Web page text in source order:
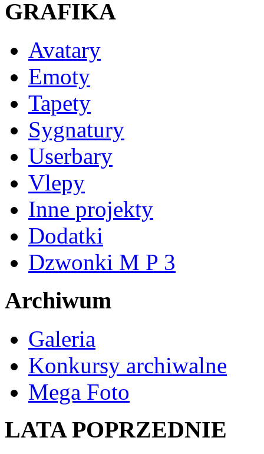
GRAFIKA
Avatary
Emoty
Tapety
Sygnatury
Userbary
Vlepy
Inne projekty
Dodatki
Dzwonki M P 3
Archiwum
Galeria
Konkursy archiwalne
Mega Foto
LATA POPRZEDNIE